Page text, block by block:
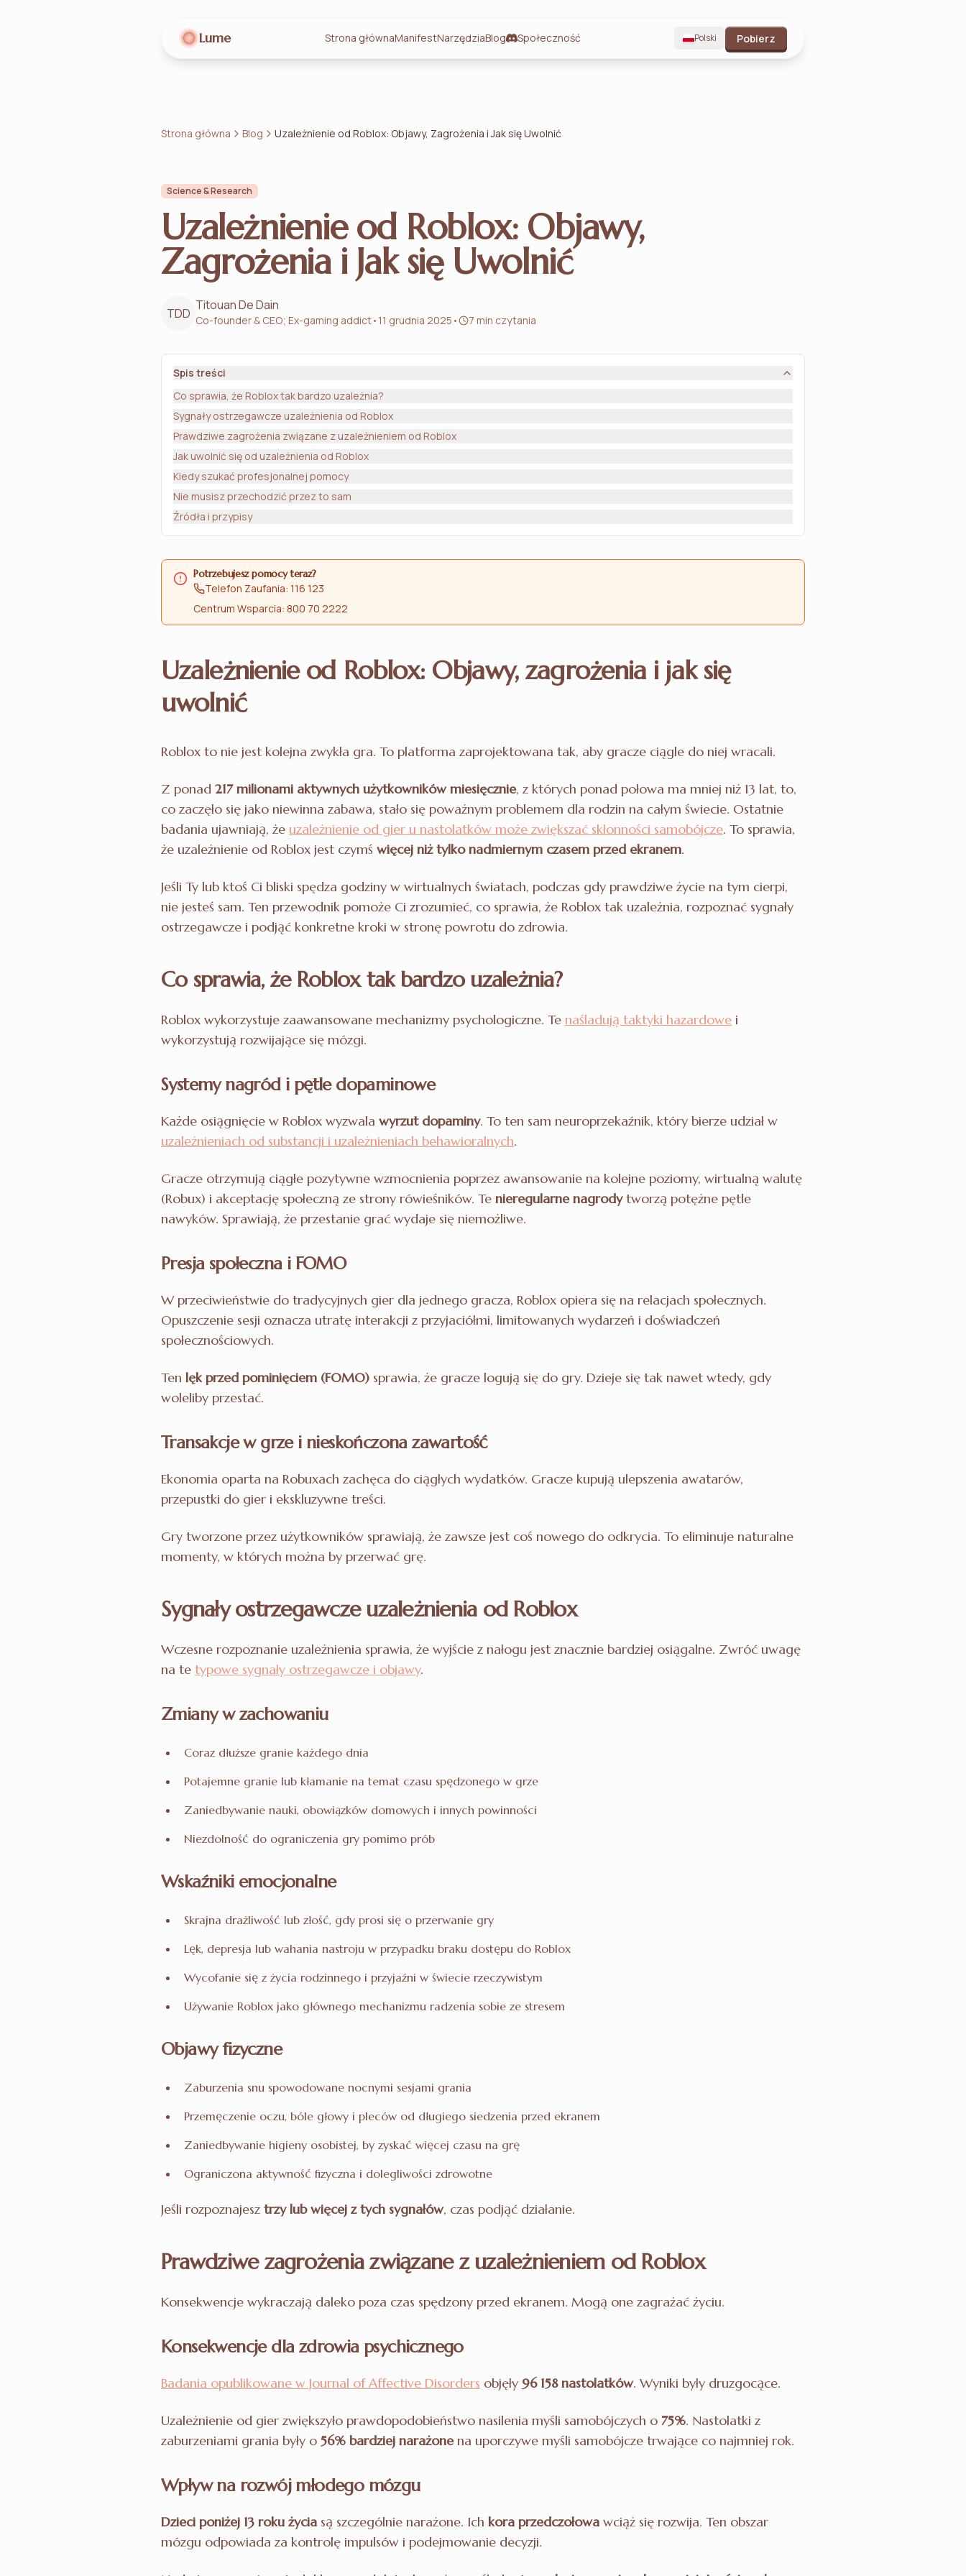
Lume Strona głównaManifestNarzędziaBlog Społeczność Polski Pobierz
Strona główna Blog Uzależnienie od Roblox: Objawy, Zagrożenia i Jak się Uwolnić
Science & Research
Uzależnienie od Roblox: Objawy,
Zagrożenia i Jak się Uwolnić
TDD
Titouan De Dain
Co-founder & CEO; Ex-gaming addict• 11 grudnia 2025 • 7 min czytania
Spis treści
Co sprawia, że Roblox tak bardzo uzależnia?
Sygnały ostrzegawcze uzależnienia od Roblox
Prawdziwe zagrożenia związane z uzależnieniem od Roblox
Jak uwolnić się od uzależnienia od Roblox
Kiedy szukać profesjonalnej pomocy
Nie musisz przechodzić przez to sam
Źródła i przypisy
Potrzebujesz pomocy teraz?
Telefon Zaufania: 116 123
Centrum Wsparcia: 800 70 2222
Uzależnienie od Roblox: Objawy, zagrożenia i jak się
uwolnić
Roblox to nie jest kolejna zwykła gra. To platforma zaprojektowana tak, aby gracze ciągle do niej wracali.
Z ponad 217 milionami aktywnych użytkowników miesięcznie, z których ponad połowa ma mniej niż 13 lat, to,
co zaczęło się jako niewinna zabawa, stało się poważnym problemem dla rodzin na całym świecie. Ostatnie
badania ujawniają, że uzależnienie od gier u nastolatków może zwiększać skłonności samobójcze. To sprawia,
że uzależnienie od Roblox jest czymś więcej niż tylko nadmiernym czasem przed ekranem.
Jeśli Ty lub ktoś Ci bliski spędza godziny w wirtualnych światach, podczas gdy prawdziwe życie na tym cierpi,
nie jesteś sam. Ten przewodnik pomoże Ci zrozumieć, co sprawia, że Roblox tak uzależnia, rozpoznać sygnały
ostrzegawcze i podjąć konkretne kroki w stronę powrotu do zdrowia.
Co sprawia, że Roblox tak bardzo uzależnia?
Roblox wykorzystuje zaawansowane mechanizmy psychologiczne. Te naśladują taktyki hazardowe i
wykorzystują rozwijające się mózgi.
Systemy nagród i pętle dopaminowe
Każde osiągnięcie w Roblox wyzwala wyrzut dopaminy. To ten sam neuroprzekaźnik, który bierze udział w
uzależnieniach od substancji i uzależnieniach behawioralnych.
Gracze otrzymują ciągłe pozytywne wzmocnienia poprzez awansowanie na kolejne poziomy, wirtualną walutę
(Robux) i akceptację społeczną ze strony rówieśników. Te nieregularne nagrodytworzą potężne pętle
nawyków. Sprawiają, że przestanie grać wydaje się niemożliwe.
Presja społeczna i FOMO
W przeciwieństwie do tradycyjnych gier dla jednego gracza, Roblox opiera się na relacjach społecznych.
Opuszczenie sesji oznacza utratę interakcji z przyjaciółmi, limitowanych wydarzeń i doświadczeń
społecznościowych.
Ten lęk przed pominięciem (FOMO) sprawia, że gracze logują się do gry. Dzieje się tak nawet wtedy, gdy
woleliby przestać.
Transakcje w grze i nieskończona zawartość
Ekonomia oparta na Robuxach zachęca do ciągłych wydatków. Gracze kupują ulepszenia awatarów,
przepustki do gier i ekskluzywne treści.
Gry tworzone przez użytkowników sprawiają, że zawsze jest coś nowego do odkrycia. To eliminuje naturalne
momenty, w których można by przerwać grę.
Sygnały ostrzegawcze uzależnienia od Roblox
Wczesne rozpoznanie uzależnienia sprawia, że wyjście z nałogu jest znacznie bardziej osiągalne. Zwróć uwagę
na te typowe sygnały ostrzegawcze i objawy.
Zmiany w zachowaniu
Coraz dłuższe granie każdego dnia
Potajemne granie lub kłamanie na temat czasu spędzonego w grze
Zaniedbywanie nauki, obowiązków domowych i innych powinności
Niezdolność do ograniczenia gry pomimo prób
Wskaźniki emocjonalne
Skrajna drażliwość lub złość, gdy prosi się o przerwanie gry
Lęk, depresja lub wahania nastroju w przypadku braku dostępu do Roblox
Wycofanie się z życia rodzinnego i przyjaźni w świecie rzeczywistym
Używanie Roblox jako głównego mechanizmu radzenia sobie ze stresem
Objawy fizyczne
Zaburzenia snu spowodowane nocnymi sesjami grania
Przemęczenie oczu, bóle głowy i pleców od długiego siedzenia przed ekranem
Zaniedbywanie higieny osobistej, by zyskać więcej czasu na grę
Ograniczona aktywność fizyczna i dolegliwości zdrowotne
Jeśli rozpoznajesz trzy lub więcej z tych sygnałów, czas podjąć działanie.
Prawdziwe zagrożenia związane z uzależnieniem od Roblox
Konsekwencje wykraczają daleko poza czas spędzony przed ekranem. Mogą one zagrażać życiu.
Konsekwencje dla zdrowia psychicznego
Badania opublikowane w Journal of Affective Disorders objęły 96 158 nastolatków. Wyniki były druzgocące.
Uzależnienie od gier zwiększyło prawdopodobieństwo nasilenia myśli samobójczych o 75%. Nastolatki z
zaburzeniami grania były o 56% bardziej narażonena uporczywe myśli samobójcze trwające co najmniej rok.
Wpływ na rozwój młodego mózgu
Dzieci poniżej 13 roku życia są szczególnie narażone. Ich kora przedczołowa wciąż się rozwija. Ten obszar
mózgu odpowiada za kontrolę impulsów i podejmowanie decyzji.